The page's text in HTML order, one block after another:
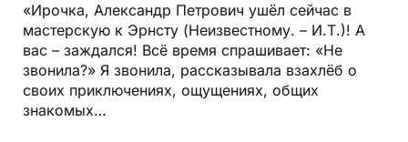
«Ирочка, Александр Петрович ушёл сейчас в
мастерскую к Эрнсту (Неизвестному. – И.Т.)! А
вас – заждался! Всё время спрашивает: «Не
звонила?» Я звонила, рассказывала взахлёб о
своих приключениях, ощущениях, общих
знакомых…